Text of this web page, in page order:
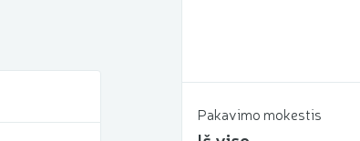
Pakavimo mokestis